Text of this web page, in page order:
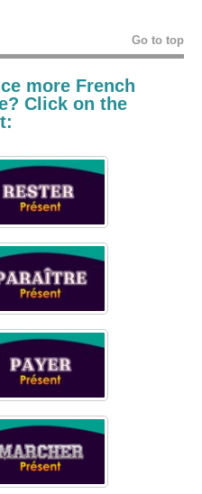
Go to top
more French
Click on the